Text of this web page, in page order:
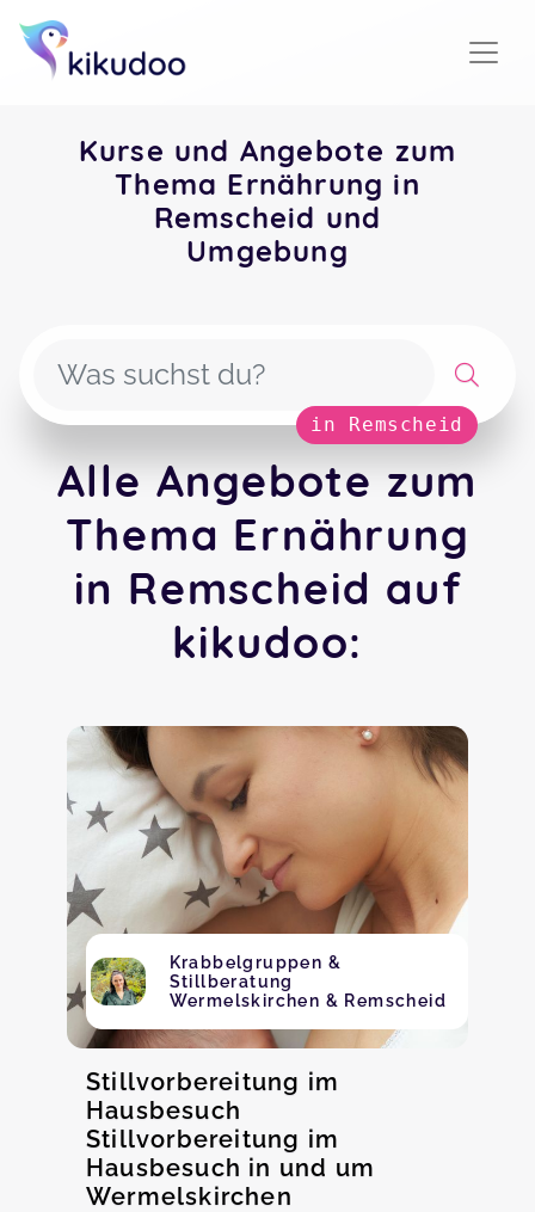
Kurse und Angebote zum
Thema Ernährung in
Remscheid und
Umgebung
in Remscheid
Alle Angebote zum
Thema Ernährung
in Remscheid auf
kikudoo:
Krabbelgruppen &
Stillberatung
Wermelskirchen & Remscheid
Stillvorbereitung im
Hausbesuch
Stillvorbereitung im
Hausbesuch in und um
Wermelskirchen